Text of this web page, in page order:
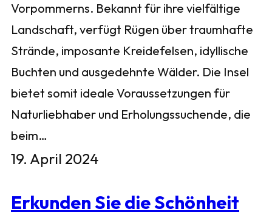
Vorpommerns. Bekannt für ihre vielfältige
Landschaft, verfügt Rügen über traumhafte
Strände, imposante Kreidefelsen, idyllische
Buchten und ausgedehnte Wälder. Die Insel
bietet somit ideale Voraussetzungen für
Naturliebhaber und Erholungssuchende, die
beim…
19. April 2024
Erkunden Sie die Schönheit